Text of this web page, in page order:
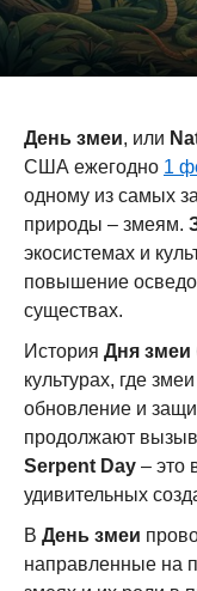
День змеи, или
США ежегодно 1
одному из самых
природы – змеям.
экосистемах и
повышение
существах.
История Дня змеи
культурах, где
обновление и
продолжают
Serpent Day – это
удивительных
В День змеи
направленные на